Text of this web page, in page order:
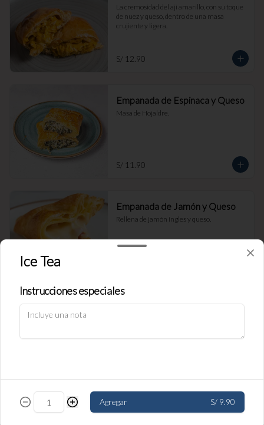
La cremosidad del ají amarillo, con su toque
de nuez y queso, dentro de una masa
crujiente y ligera.
S/ 12.90
Empanada de Espinaca y Queso
Masa de Hojaldre.
S/ 11.90
Empanada de Jamón y Queso
Rellena de jamón ingles y queso.
S/ 11.90
Política de Cookies
Haga clic en Aceptar para permitir que Justo use cookies a fin
Configuración de cookies Aceptar
Ice Tea
Instrucciones especiales
Agregar S/ 9.90